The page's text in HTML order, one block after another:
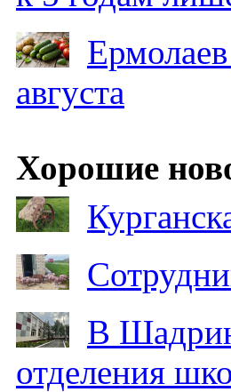
августа
Хорошие
В
отделения